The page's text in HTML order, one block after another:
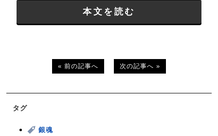
本文を読む
« 前の記事へ 次の記事へ »
タグ
銀魂